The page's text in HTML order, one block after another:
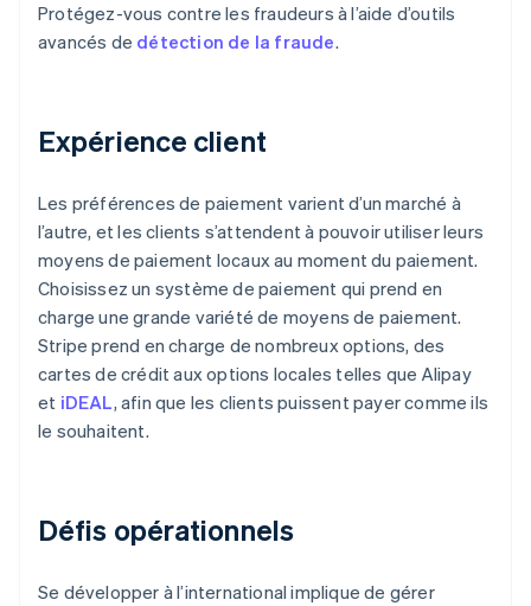
Protégez-vous contre les fraudeurs à l’aide d’outils
avancés de détection de la fraude.
Expérience client
Les préférences de paiement varient d’un marché à
l’autre, et les clients s’attendent à pouvoir utiliser leurs
moyens de paiement locaux au moment du paiement.
Choisissez un système de paiement qui prend en
charge une grande variété de moyens de paiement.
Stripe prend en charge de nombreux options, des
cartes de crédit aux options locales telles que Alipay
et iDEAL, afin que les clients puissent payer comme ils
le souhaitent.
Défis opérationnels
Se développer à l’international implique de gérer